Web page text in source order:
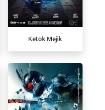
Ketok Mejik